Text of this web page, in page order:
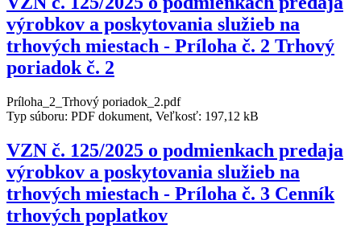
výrobkov a poskytovania služieb na
trhových miestach - Príloha č. 2 Trhový
poriadok č. 2
Príloha_2_Trhový poriadok_2.pdf
Typ súboru: PDF dokument, Veľkosť: 197,12 kB
VZN č. 125/2025 o podmienkach predaja
výrobkov a poskytovania služieb na
trhových miestach - Príloha č. 3 Cenník
trhových poplatkov